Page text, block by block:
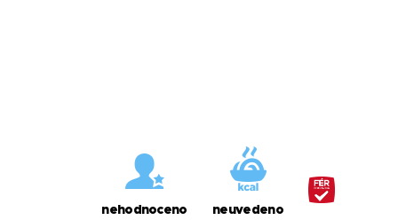
nehodnoceno neuvedeno